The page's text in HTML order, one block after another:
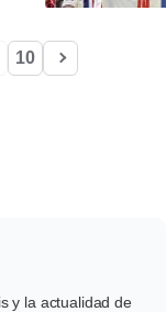
10
y la actualidad de